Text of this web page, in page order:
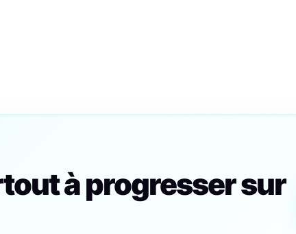
à progresser sur